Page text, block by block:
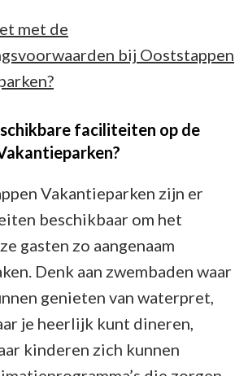
met de
bij Ooststappen
faciliteiten op de
Vakantieparken zijn er
beschikbaar om het
gasten zo aangenaam
Denk aan zwembaden waar
genieten van waterpret,
je heerlijk kunt dineren,
kinderen zich kunnen